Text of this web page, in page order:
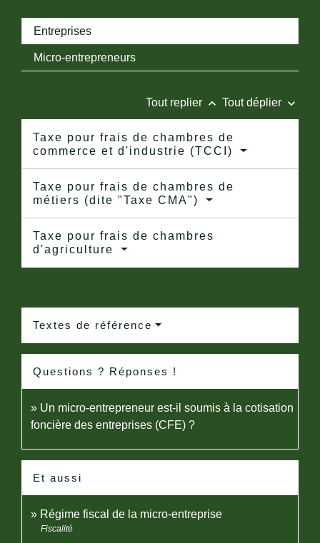
Entreprises
Micro-entrepreneurs
Tout replier keyboard_arrow_up Tout déplier keyboard_arrow_down
Taxe pour frais de chambres de
commerce et d'industrie (TCCI)
Taxe pour frais de chambres de
métiers (dite "Taxe CMA")
Taxe pour frais de chambres
d'agriculture
Textes de référence
Questions ? Réponses !
Un micro-entrepreneur est-il soumis à la cotisation
foncière des entreprises (CFE) ?
Et aussi
Régime fiscal de la micro-entreprise
Fiscalité